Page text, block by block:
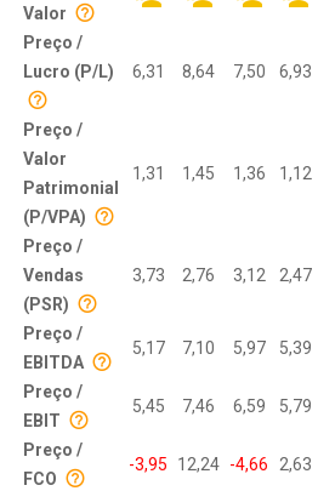
Valor
Preço /
Lucro (P/L)
6,31 8,64 7,50 6,93
Preço /
Valor
Patrimonial
(P/VPA)
1,31 1,45 1,36 1,12
Preço /
Vendas
(PSR)
3,73 2,76 3,12 2,47
Preço /
EBITDA
5,17 7,10 5,97 5,39
Preço /
EBIT
5,45 7,46 6,59 5,79
Preço /
FCO
-3,95 12,24 -4,66 2,63